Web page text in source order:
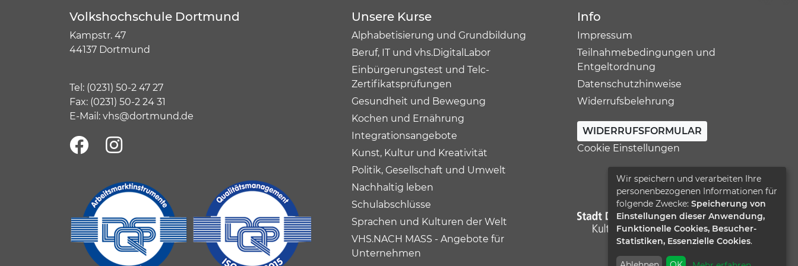
Volkshochschule Dortmund
Kampstr. 47
44137 Dortmund
Tel: (0231) 50-2 47 27
Fax: (0231) 50-2 24 31
E-Mail: vhs@dortmund.de
Unsere Kurse
Alphabetisierung und Grundbildung
Beruf, IT und vhs.DigitalLabor
Einbürgerungstest und Telc-
Zertifikatsprüfungen
Gesundheit und Bewegung
Kochen und Ernährung
Integrationsangebote
Kunst, Kultur und Kreativität
Politik, Gesellschaft und Umwelt
Nachhaltig leben
Schulabschlüsse
Sprachen und Kulturen der Welt
VHS.NACH MASS - Angebote für
Unternehmen
Info
Impressum
Teilnahmebedingungen und
Entgeltordnung
Datenschutzhinweise
Widerrufsbelehrung
WIDERRUFSFORMULAR
Cookie Einstellungen
Wir speichern und verarbeiten Ihre
personenbezogenen Informationen für
folgende Zwecke: Speicherung von
Einstellungen dieser Anwendung,
Funktionelle Cookies, Besucher-
Statistiken, Essenzielle Cookies.